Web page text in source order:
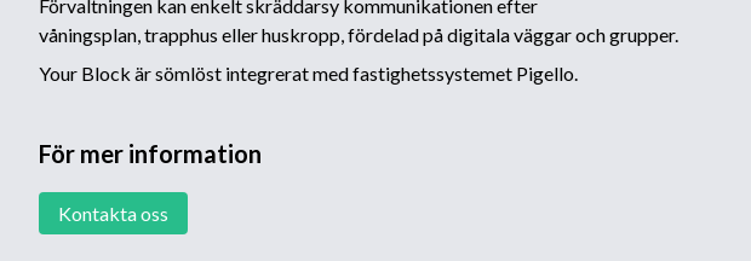
Förvaltningen kan enkelt skräddarsy kommunikationen efter
våningsplan, trapphus eller huskropp, fördelad på digitala väggar och grupper.
Your Block är sömlöst integrerat med fastighetssystemet Pigello.
För mer information
Kontakta oss